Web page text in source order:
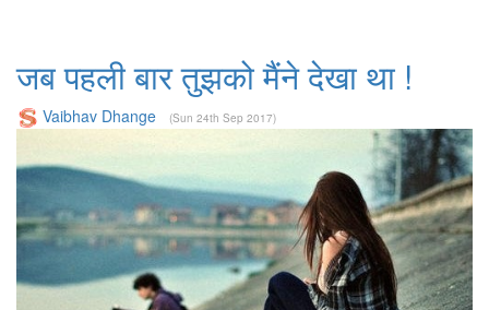
जब पहली बार तुझको मैंने देखा था !
Vaibhav Dhange (Sun 24th Sep 2017)